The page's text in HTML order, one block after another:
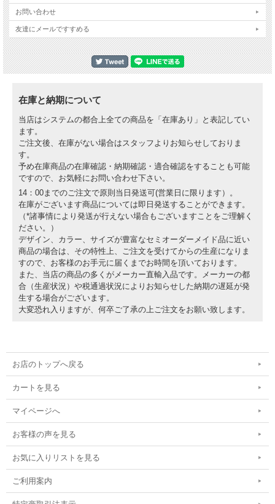
・周囲の温度は常に表示しており、スリップの危険があるような低温ではアラート
を表示
・コンパクトサイズでIP67の防水防塵性能、屋外での使用に適するよう設計されて
・ディスプレイは13種類の色で表示可能
・高粘着力を誇る3M VHB両面テープで取り付けます
・サイズ：55mm x 39mm x 13mm
コックピットアシスタントメーター本体
エンジン温度センサー
ギアポジションセンサー用分岐コネクタ
タイラップと両面テープ
詳細な取り付け説明書（日本語はありません）
＊ディスプレイホルダーは付属していませんので別途ご購入ください。
＊電源取り出しの4ピンカプラーは付属しておりませんので別途ご購入ください。
適合車種：
GasGas: EC 250F, EC 350F | 2021以降
KTM: EXC 250-F, EXC 350-F, EXC 450-F, EXC 500-F | 2017以降
HUSQVARNA: FE 250, FE 350, FE 450, FE 501 | 2017以降
お問い合わせ
友達にメールですすめる
在庫と納期について
当店はシステムの都合上全ての商品を「在庫あり」と表記してい
ます。
ご注文後、在庫がない場合はスタッフよりお知らせしておりま
す。
予め在庫商品の在庫確認・納期確認・適合確認をすることも可能
ですので、お気軽にお問い合わせ下さい。
14：00までのご注文で原則当日発送可(営業日に限ります）。
在庫がございます商品については即日発送することができます。
（*諸事情により発送が行えない場合もございますことをご理解く
ださい。）
デザイン、カラー、サイズが豊富なセミオーダーメイド品に近い
商品の場合は、その特性上、ご注文を受けてからの生産になりま
すので、お客様のお手元に届くまでお時間を頂いております。
また、当店の商品の多くがメーカー直輸入品です。メーカーの都
合（生産状況）や税通過状況によりお知らせした納期の遅延が発
生する場合がございます。
大変恐れ入りますが、何卒ご了承の上ご注文をお願い致します。
お店のトップへ戻る
カートを見る
マイページへ
お客様の声を見る
お気に入りリストを見る
ご利用案内